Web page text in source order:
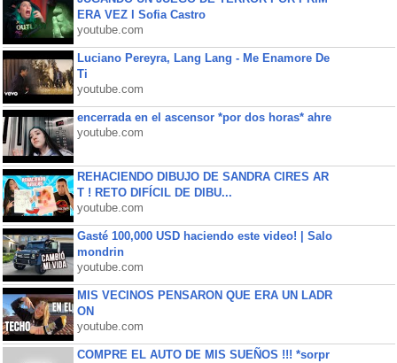
ERA VEZ l Sofia Castro
youtube.com
Luciano Pereyra, Lang Lang - Me Enamore De
Ti
youtube.com
encerrada en el ascensor *por dos horas* ahre
youtube.com
REHACIENDO DIBUJO DE SANDRA CIRES AR
T ! RETO DIFÍCIL DE DIBU...
youtube.com
Gasté 100,000 USD haciendo este video! | Salo
mondrin
youtube.com
MIS VECINOS PENSARON QUE ERA UN LADR
ON
youtube.com
COMPRE EL AUTO DE MIS SUEÑOS !!! *sorpr